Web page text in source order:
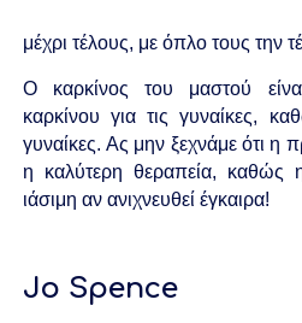
μέχρι τέλους, με όπλο τους την
Ο καρκίνος του μαστού
καρκίνου για τις γυναίκες,
γυναίκες. Ας μην ξεχνάμε ότι η
η καλύτερη θεραπεία, καθώς
ιάσιμη αν ανιχνευθεί έγκαιρα!
Jo Spence